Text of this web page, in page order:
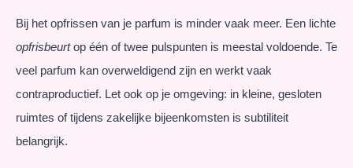
Bij het opfrissen van je parfum is minder vaak meer. Een lichte
opfrisbeurtop één of twee pulspunten is meestal voldoende. Te
veel parfum kan overweldigend zijn en werkt vaak
contraproductief. Let ook op je omgeving: in kleine, gesloten
ruimtes of tijdens zakelijke bijeenkomsten is subtiliteit
belangrijk.